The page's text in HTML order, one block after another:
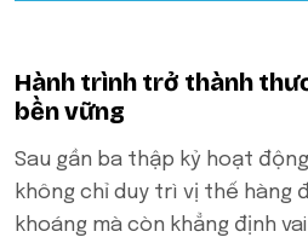
Hành trình trở thành
bền vững
Sau gần ba thập kỷ hoạt
không chỉ duy trì vị thế hàng
khoáng mà còn khẳng định